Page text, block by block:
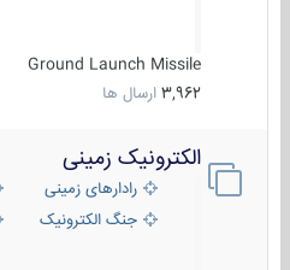
Ground Launch Missile
3,962 ارسال ها
الکترونیک زمینی
رادارهای زمینی
جنگ الکترونیک